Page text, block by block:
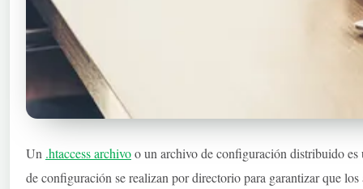
Un .htaccessarchivoo un archivo de configuración distribuido
de configuración se realizan por directorio para garantizar que